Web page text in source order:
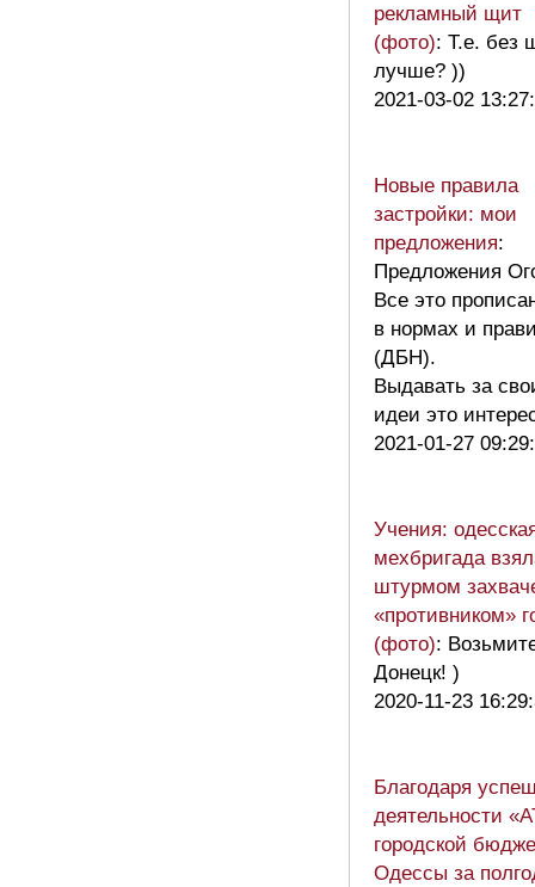
рекламный щит
(фото): Т.е. без
лучше? ))
2021-03-02
Новые правила
застройки: мои
предложения:
Предложения
Все это
в нормах и
(ДБН).
Выдавать за
идеи это
2021-01-27
Учения:
мехбригада
штурмом
«противником»
(фото):
Донецк! )
2020-11-23
Благодаря
деятельности
городской
Одессы за